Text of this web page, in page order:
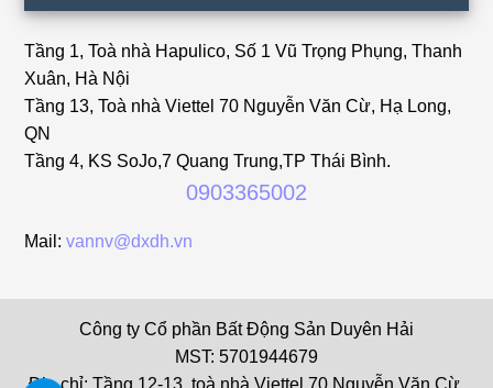
Tầng 1, Toà nhà Hapulico, Số 1 Vũ Trọng Phụng, Thanh
Xuân, Hà Nội
Tầng 13, Toà nhà Viettel 70 Nguyễn Văn Cừ, Hạ Long,
QN
Tầng 4, KS SoJo,7 Quang Trung,TP Thái Bình.
0903365002
Mail:vannv@dxdh.vn
Công ty Cổ phần Bất Động Sản Duyên Hải
MST: 5701944679
Địa chỉ: Tầng 12-13, toà nhà Viettel 70 Nguyễn Văn Cừ,